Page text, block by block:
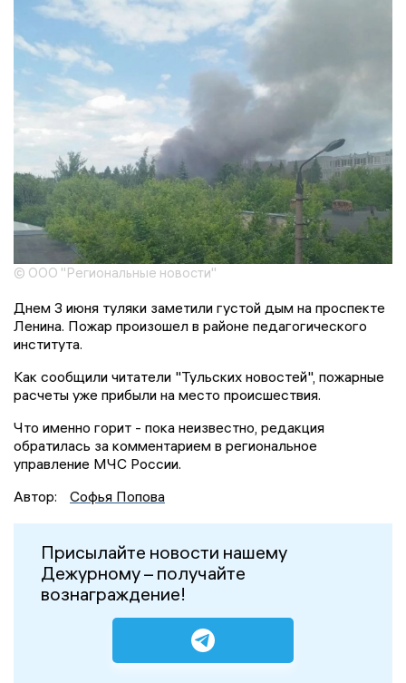
© ООО "Региональные новости"
Днем 3 июня туляки заметили густой дым на проспекте
Ленина. Пожар произошел в районе педагогического
института.
Как сообщили читатели "Тульских новостей", пожарные
расчеты уже прибыли на место происшествия.
Что именно горит - пока неизвестно, редакция
обратилась за комментарием в региональное
управление МЧС России.
Автор:
Софья Попова
Присылайте новости нашему
Дежурному – получайте
вознаграждение!